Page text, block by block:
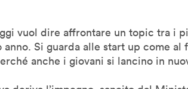
Giotto Boggia
Roosegaarde
vuol dire affrontare un topic tra i
Si guarda alle start up come al
anche i giovani si lancino in